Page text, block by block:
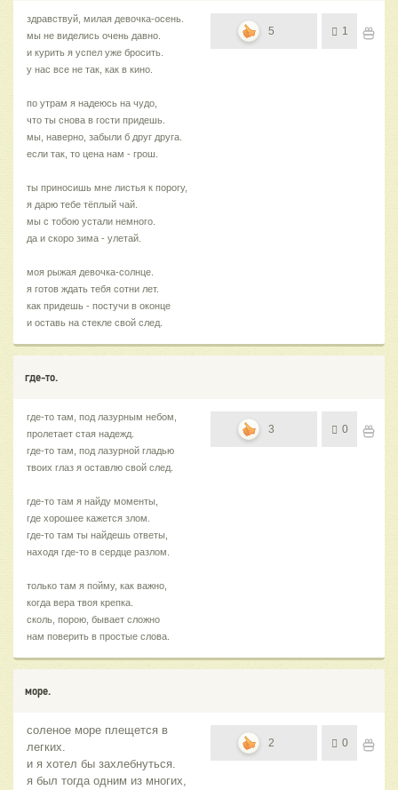
здравствуй, милая девочка-осень.
мы не виделись очень давно.
и курить я успел уже бросить.
у нас все не так, как в кино.
по утрам я надеюсь на чудо,
что ты снова в гости придешь.
мы, наверно, забыли б друг друга.
если так, то цена нам - грош.
ты приносишь мне листья к порогу,
я дарю тебе тёплый чай.
мы с тобою устали немного.
да и скоро зима - улетай.
моя рыжая девочка-солнце.
я готов ждать тебя сотни лет.
как придешь - постучи в оконце
и оставь на стекле свой след.
5 1
где-то.
где-то там, под лазурным небом,
пролетает стая надежд.
где-то там, под лазурной гладью
твоих глаз я оставлю свой след.
где-то там я найду моменты,
где хорошее кажется злом.
где-то там ты найдешь ответы,
находя где-то в сердце разлом.
только там я пойму, как важно,
когда вера твоя крепка.
сколь, порою, бывает сложно
нам поверить в простые слова.
3 0
море.
соленое море плещется в
легких.
и я хотел бы захлебнуться.
я был тогда одним из многих,
2 0